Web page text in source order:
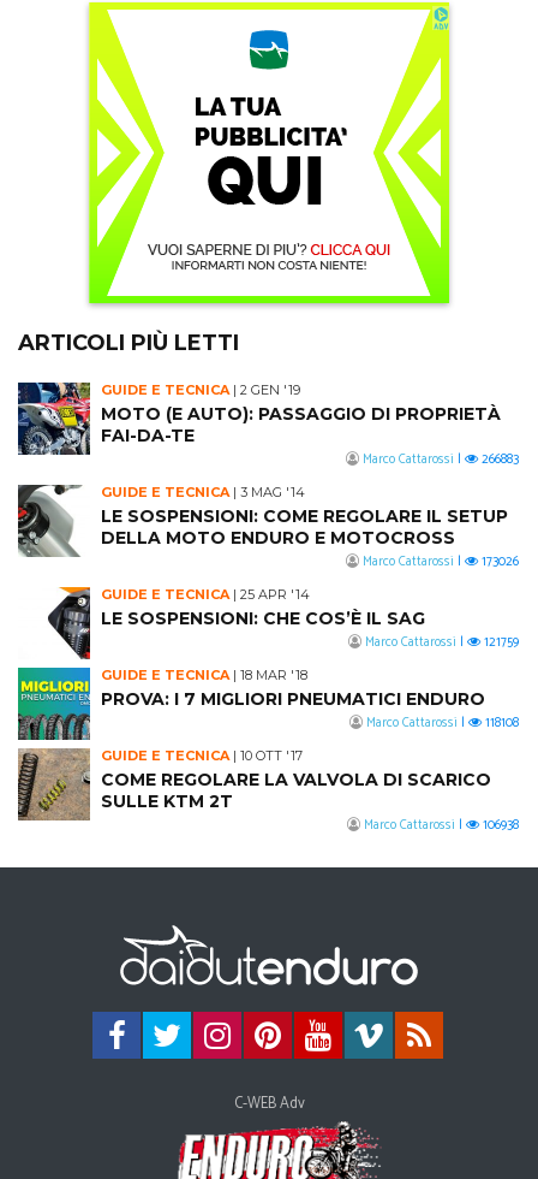
ARTICOLI PIÙ LETTI
GUIDE E TECNICA| 2 GEN '19
MOTO (E AUTO): PASSAGGIO DI PROPRIETÀ
FAI-DA-TE
Marco Cattarossi | 266883
GUIDE E TECNICA| 3 MAG '14
LE SOSPENSIONI: COME REGOLARE IL SETUP
DELLA MOTO ENDURO E MOTOCROSS
Marco Cattarossi | 173026
GUIDE E TECNICA| 25 APR '14
LE SOSPENSIONI: CHE COS’È IL SAG
Marco Cattarossi | 121759
GUIDE E TECNICA| 18 MAR '18
PROVA: I 7 MIGLIORI PNEUMATICI ENDURO
Marco Cattarossi | 118108
GUIDE E TECNICA| 10 OTT '17
COME REGOLARE LA VALVOLA DI SCARICO
SULLE KTM 2T
Marco Cattarossi | 106938
C-WEB Adv